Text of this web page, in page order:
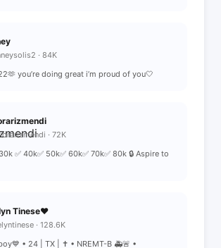
· 84K
you’re doing great i’m proud of you🤍
· 72K
✅ 40k✅ 50k✅ 60k✅ 70k✅ 80k 🔒 Aspire to
Tinese❤️
· 128.6K
• 24 | TX | ✝️ • NREMT-B 🚑🚨 •